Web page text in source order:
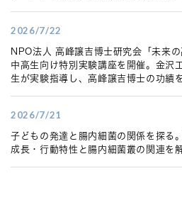
2026/7/22
NPO法人 高峰譲吉博士研究会「未来の
中高生向け特別実験講座を開催。金沢
生が実験指導し、高峰譲吉博士の功績
2026/7/21
子どもの発達と腸内細菌の関係を探る
成長・行動特性と腸内細菌叢の関連を